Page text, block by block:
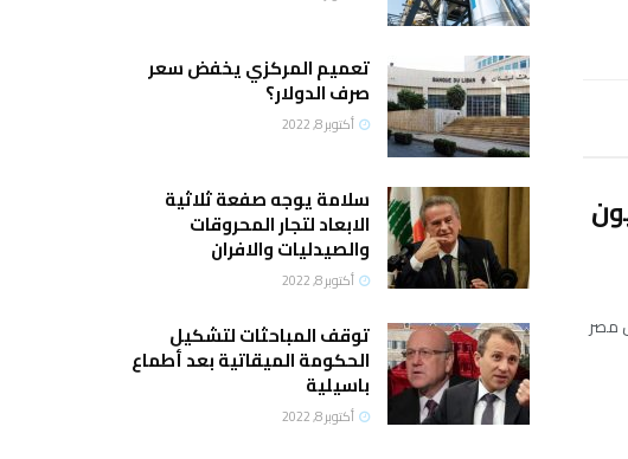
بـ400 مليون
مصر
تعميم المركزي يخفض سعر
صرف الدولار؟
أكتوبر 8, 2022
سلامة يوجه صفعة ثلاثية
الابعاد لتجار المحروقات
والصيدليات والافران
أكتوبر 8, 2022
توقف المباحثات لتشكيل
الحكومة الميقاتية بعد أطماع
باسيلية
أكتوبر 8, 2022